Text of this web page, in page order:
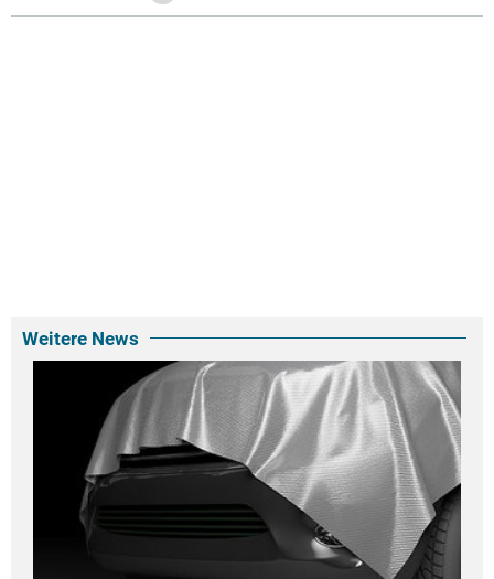
Weitere News